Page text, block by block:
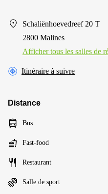
Schaliënhoevedreef 20 T
2800 Malines
Afficher tous les salles de
Itinéraire à suivre
Distance
Bus
Fast-food
Restaurant
Salle de sport